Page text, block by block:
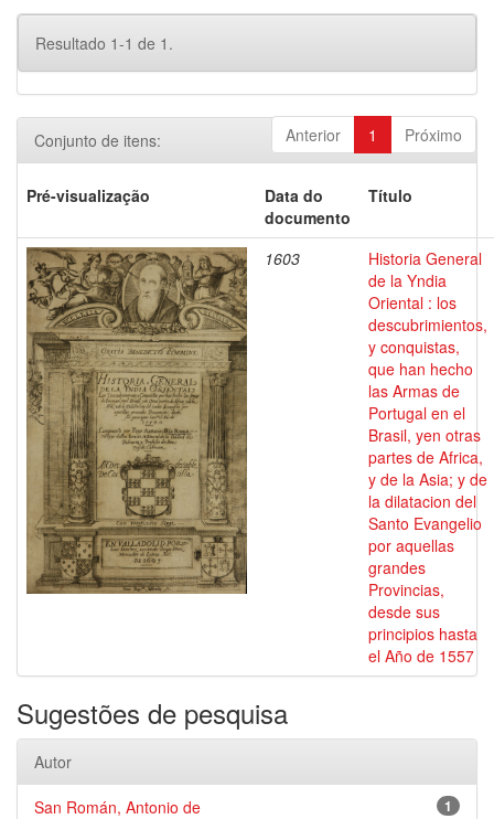
Resultado 1-1 de 1.
Anterior 1 Próximo
Conjunto de itens:
Pré-visualização
Data do
documento
Título
1603
Historia General
de la Yndia
Oriental : los
descubrimientos,
y conquistas,
que han hecho
las Armas de
Portugal en el
Brasil, yen otras
partes de Africa,
y de la Asia; y de
la dilatacion del
Santo Evangelio
por aquellas
grandes
Provincias,
desde sus
principios hasta
el Año de 1557
Sugestões de pesquisa
Autor
1
San Román, Antonio de